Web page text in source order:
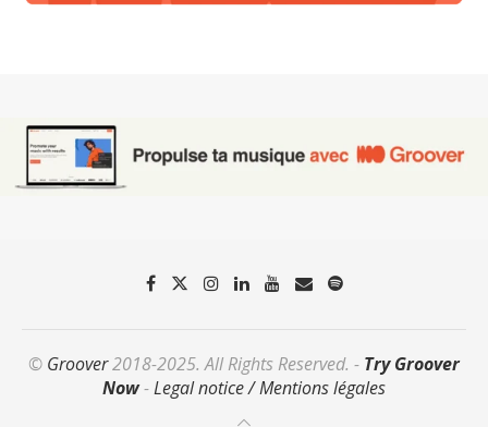
© Groover2018-2025. All Rights Reserved. - Try Groover
Now-Legal notice / Mentions légales